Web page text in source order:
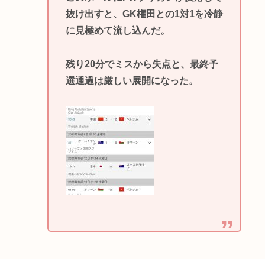
抜け出すと、GK権田との1対1を冷静
に見極めて流し込んだ。
残り20分でミスから失点と、最終予
選通過は厳しい展開になった。